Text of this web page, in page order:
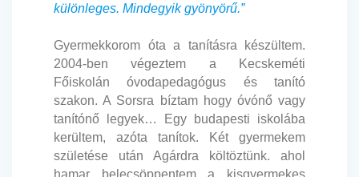
különleges. Mindegyik gyönyörű.”
Gyermekkorom óta a tanításra készültem.
2004-ben végeztem a Kecskeméti
Főiskolán óvodapedagógus és tanító
szakon. A Sorsra bíztam hogy óvónő vagy
tanítónő legyek… Egy budapesti iskolába
kerültem, azóta tanítok. Két gyermekem
születése után Agárdra költöztünk. ahol
hamar belecsöppentem a kisgyermekes